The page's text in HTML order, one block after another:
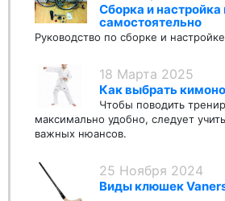
Сборка и настройка
самостоятельно
Руководство по сборке и
18 Марта 2025
Как выбрать кимоно
Чтобы поводить
максимально удобно, следует
важных нюансов.
25 Ноября 2024
Виды клюшек